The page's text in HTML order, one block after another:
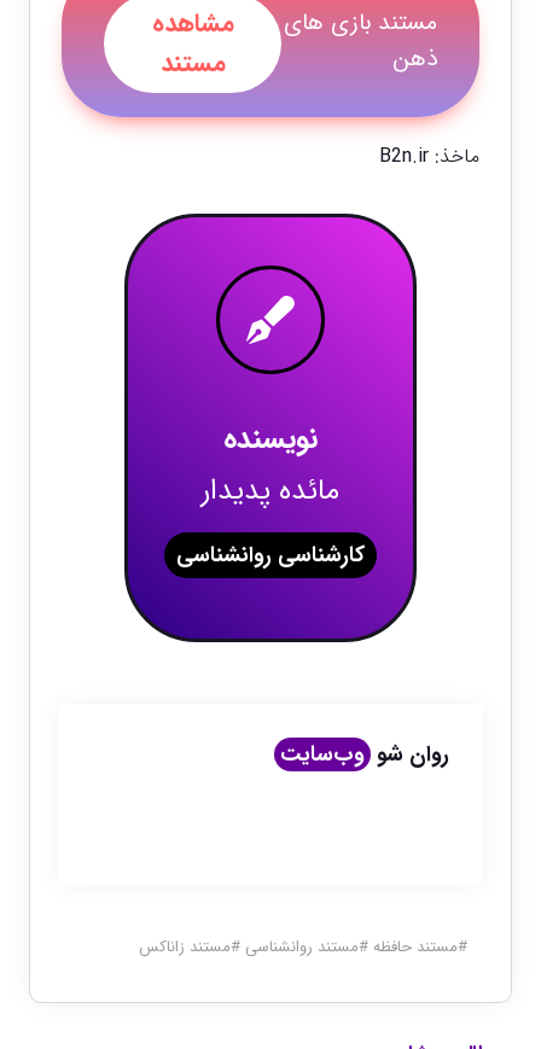
مستند بازی های
ذهن
مشاهده
مستند
ماخذ:B2n.ir
نویسنده
مائده پدیدار
کارشناسی روانشناسی
روان شو وب‌سایت
#مستند حافظه #مستند روانشناسی #مستند زاناکس